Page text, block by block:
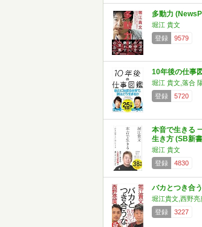
多動力
堀江 貴文
登録
9579
10年後の仕事
堀江 貴文,落合
登録
5720
本音で生きる
生き方 (SB新
堀江 貴文
登録
4830
バカとつき合
堀江貴文,西野亮
登録
3227